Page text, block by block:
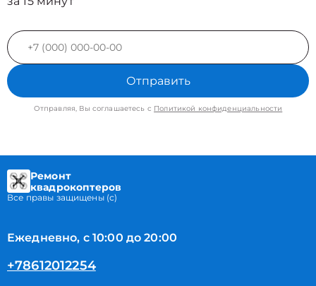
Отправить
Отправляя, Вы соглашаетесь с Политикой конфиденциальности
Ремонт
квадрокоптеров
Все правы защищены (с)
Ежедневно, с 10:00 до 20:00
+78612012254